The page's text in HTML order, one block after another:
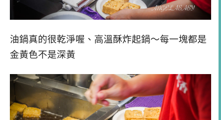
油鍋真的很乾淨喔、高溫酥炸起鍋～每一塊都是
金黃色不是深黃